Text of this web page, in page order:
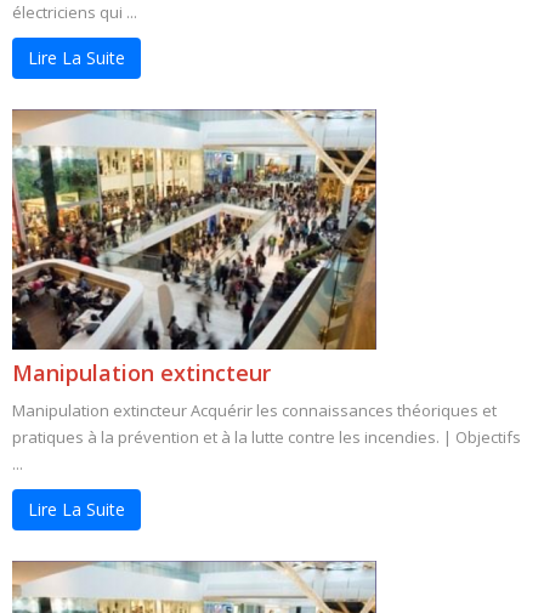
électriciens qui ...
Lire La Suite
Manipulation extincteur
Manipulation extincteur Acquérir les connaissances théoriques et
pratiques à la prévention et à la lutte contre les incendies. | Objectifs
...
Lire La Suite